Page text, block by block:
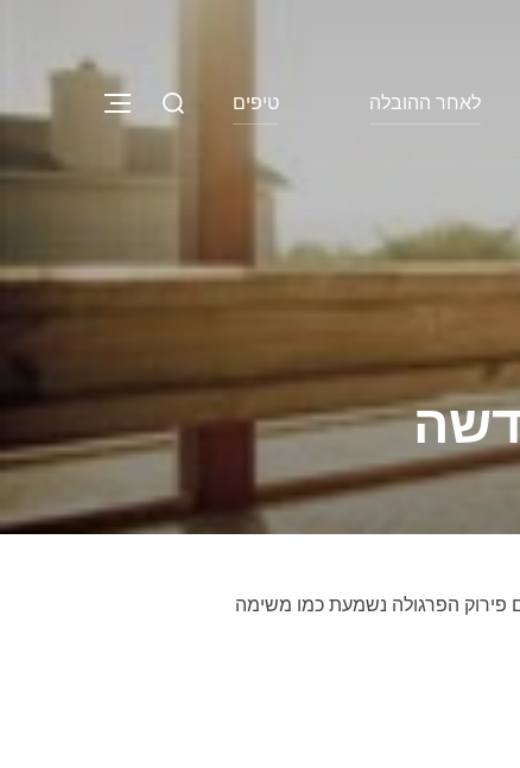
לאחר ההובלה טיפים
Search
הפרגולה נשמעת כמו משימה